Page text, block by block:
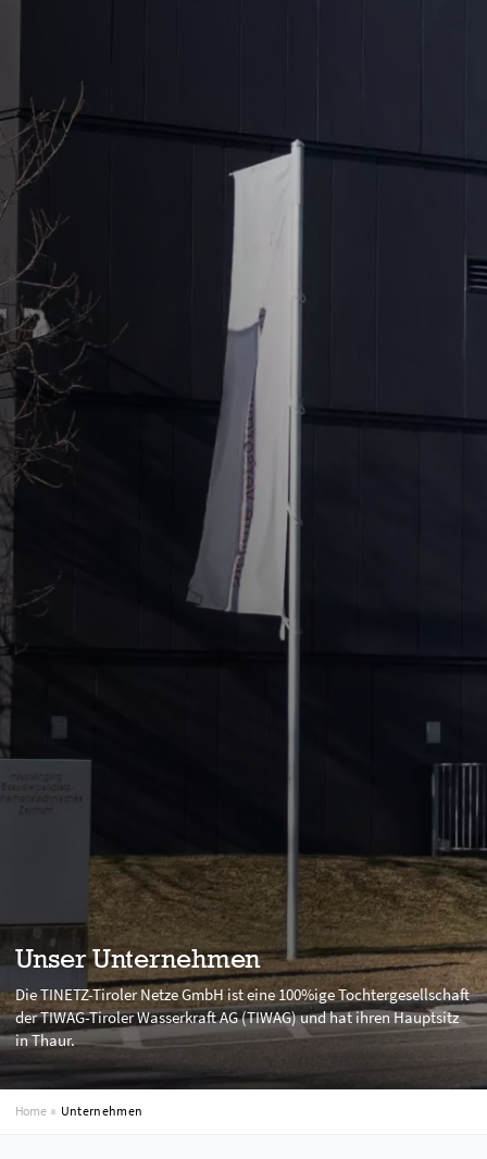
Unser Unternehmen
Die TINETZ-Tiroler Netze GmbH ist eine 100%ige Tochtergesellschaft
der TIWAG-Tiroler Wasserkraft AG (TIWAG) und hat ihren Hauptsitz
in Thaur.
Home Unternehmen